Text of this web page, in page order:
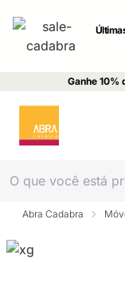
Ganhe 10%
Abra Cadabra